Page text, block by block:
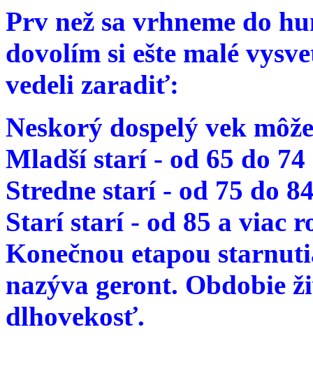
Prv než sa vrhneme do
dovolím si ešte malé
vedeli zaradiť:
Neskorý dospelý vek
Mladší starí - od 65 do
Stredne starí - od 75 do
Starí starí - od 85 a viac
Konečnou etapou
nazýva geront. Obdobie
dlhovekosť.